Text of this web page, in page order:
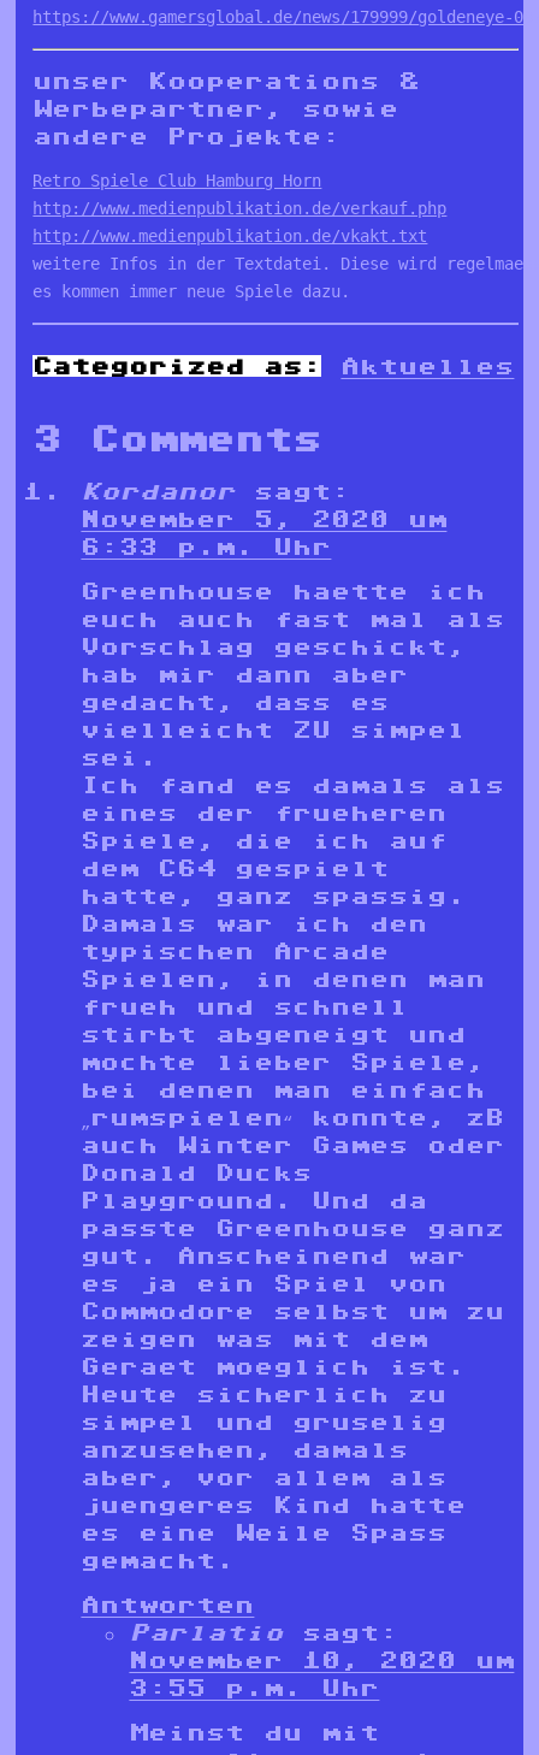
https://www.gamersglobal.de/news/179999/goldeneye-
unser Kooperations &
Werbepartner, sowie
andere Projekte:
Retro Spiele Club Hamburg Horn
http://www.medienpublikation.de/verkauf.php
http://www.medienpublikation.de/vkakt.txt
weitere Infos in der Textdatei. Diese wird
es kommen immer neue Spiele dazu.
Categorized as: Aktuelles
3 Comments
Kordanor
sagt:
November 5, 2020 um
6:33 p.m. Uhr
Greenhouse haette ich
euch auch fast mal als
Vorschlag geschickt,
hab mir dann aber
gedacht, dass es
vielleicht ZU simpel
sei.
Ich fand es damals als
eines der frueheren
Spiele, die ich auf
dem C64 gespielt
hatte, ganz spassig.
Damals war ich den
typischen Arcade
Spielen, in denen man
frueh und schnell
stirbt abgeneigt und
mochte lieber Spiele,
bei denen man einfach
„rumspielen“ konnte, zB
auch Winter Games oder
Donald Ducks
Playground. Und da
passte Greenhouse ganz
gut. Anscheinend war
es ja ein Spiel von
Commodore selbst um zu
zeigen was mit dem
Geraet moeglich ist.
Heute sicherlich zu
simpel und gruselig
anzusehen, damals
aber, vor allem als
juengeres Kind hatte
es eine Weile Spass
gemacht.
Antworten
Parlatio
sagt:
November 10, 2020 um
3:55 p.m. Uhr
Meinst du mit